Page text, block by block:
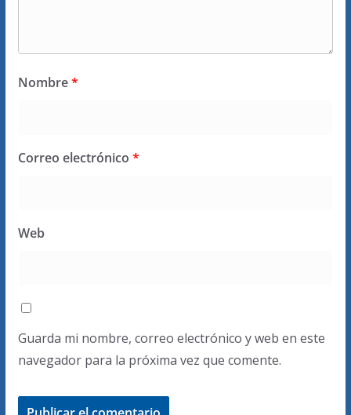
Nombre*
Correo electrónico *
Web
Guarda mi nombre, correo electrónico y web en este
navegador para la próxima vez que comente.